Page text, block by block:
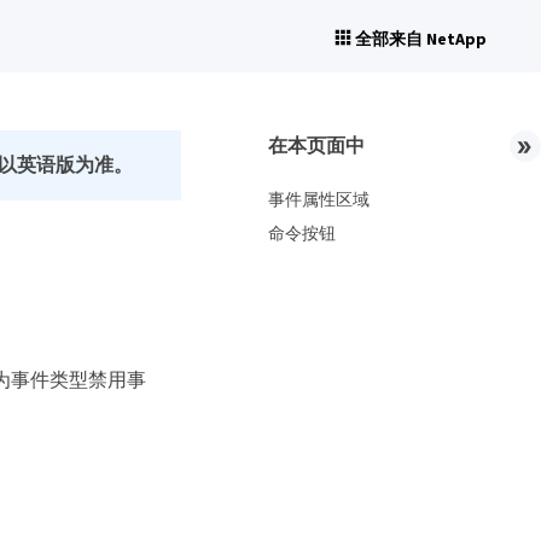
全部来自 NetApp
英语版为准。
事件类型禁用事
在本页面中
事件属性区域
命令按钮